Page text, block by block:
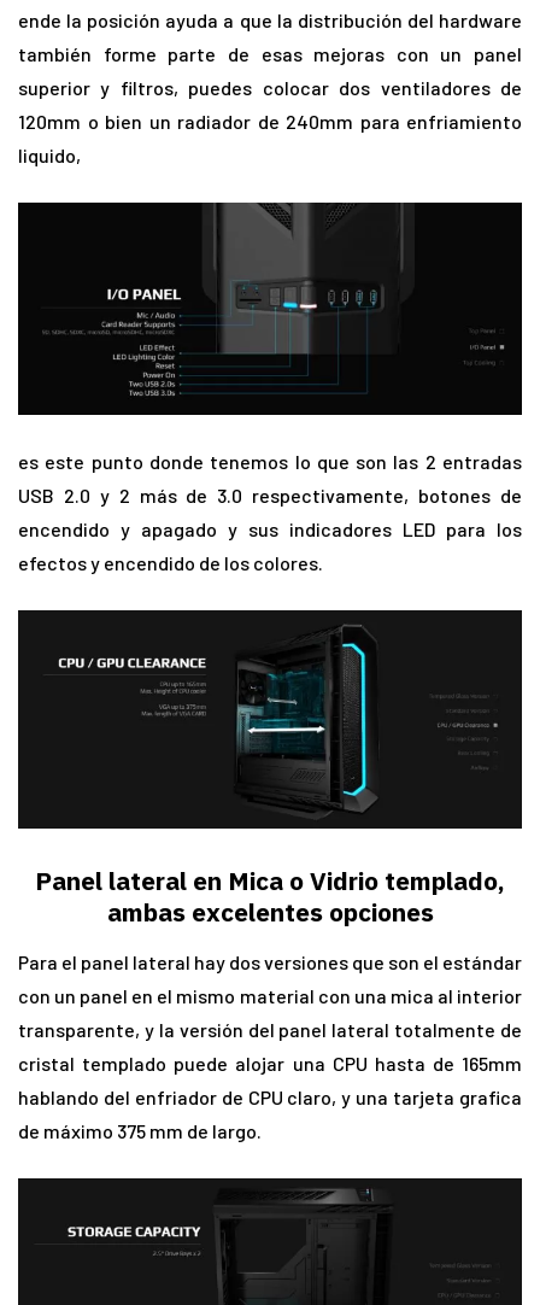
ende la posición ayuda a que la distribución del hardware
también forme parte de esas mejoras con un panel
superior y filtros, puedes colocar dos ventiladores de
120mm o bien un radiador de 240mm para enfriamiento
liquido,
es este punto donde tenemos lo que son las 2 entradas
USB 2.0 y 2 más de 3.0 respectivamente, botones de
encendido y apagado y sus indicadores LED para los
efectos y encendido de los colores.
Panel lateral en Mica o Vidrio templado,
ambas excelentes opciones
Para el panel lateral hay dos versiones que son el estándar
con un panel en el mismo material con una mica al interior
transparente, y la versión del panel lateral totalmente de
cristal templado puede alojar una CPU hasta de 165mm
hablando del enfriador de CPU claro, y una tarjeta grafica
de máximo 375 mm de largo.